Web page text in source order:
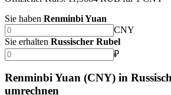
Sie haben Renminbi Yuan
CNY
Sie erhalten Russischer Rubel
₽
Renminbi Yuan (CNY) in
umrechnen